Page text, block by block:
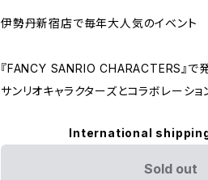
伊勢丹新宿店で毎年大人気のイベント
『FANCY SANRIO CHARACTERS』で
サンリオキャラクターズとコラボレーショ
International
Sold out